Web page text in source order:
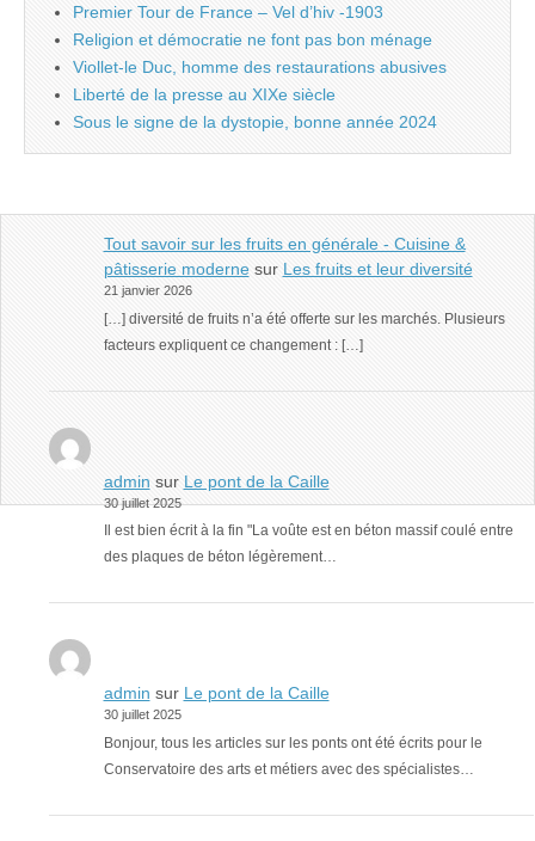
Premier Tour de France – Vel d’hiv -1903
Religion et démocratie ne font pas bon ménage
Viollet-le Duc, homme des restaurations abusives
Liberté de la presse au XIXe siècle
Sous le signe de la dystopie, bonne année 2024
Tout savoir sur les fruits en générale - Cuisine &
pâtisserie modernesur Les fruits et leur diversité
21 janvier 2026
[…] diversité de fruits n’a été offerte sur les marchés. Plusieurs
facteurs expliquent ce changement : […]
admin sur Le pont de la Caille
30 juillet 2025
Il est bien écrit à la fin "La voûte est en béton massif coulé entre
des plaques de béton légèrement…
admin sur Le pont de la Caille
30 juillet 2025
Bonjour, tous les articles sur les ponts ont été écrits pour le
Conservatoire des arts et métiers avec des spécialistes…